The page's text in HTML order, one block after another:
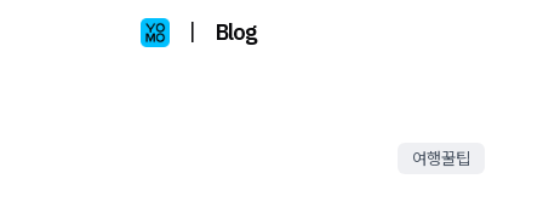
| Blog
여행꿀팁